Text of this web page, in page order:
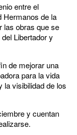
entre el
Hermanos de la
las obras que se
Libertador y
de mejorar una
para la vida
la visibilidad de los
y cuentan